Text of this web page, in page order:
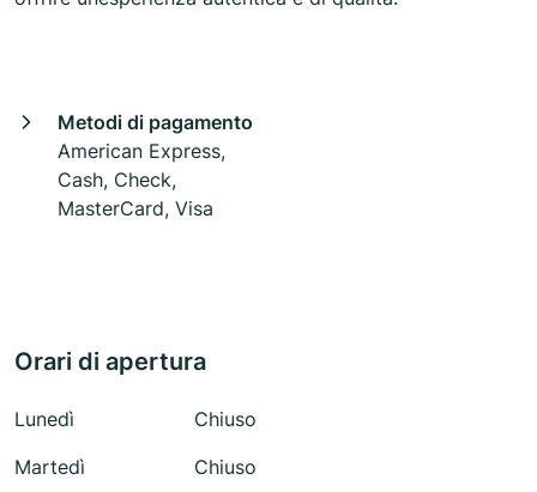
Metodi di pagamento
American Express,
Cash, Check,
MasterCard, Visa
Orari di apertura
Lunedì
Chiuso
Martedì
Chiuso